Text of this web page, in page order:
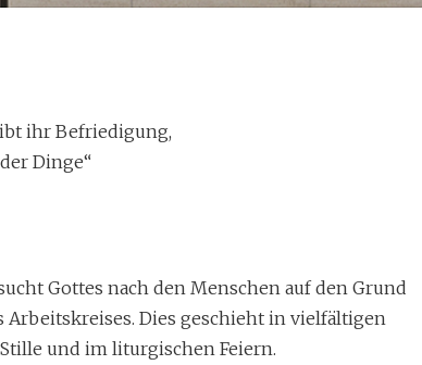
zu lassen: Das haben die
ihr Befriedigung,
Dinge“
Gottes nach den Menschen auf den Grund
Arbeitskreises. Dies geschieht in vielfältigen
und im liturgischen Feiern.